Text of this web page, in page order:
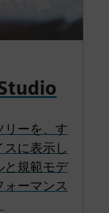
リーを、す
に表示し
と規範モデ
ーマンス